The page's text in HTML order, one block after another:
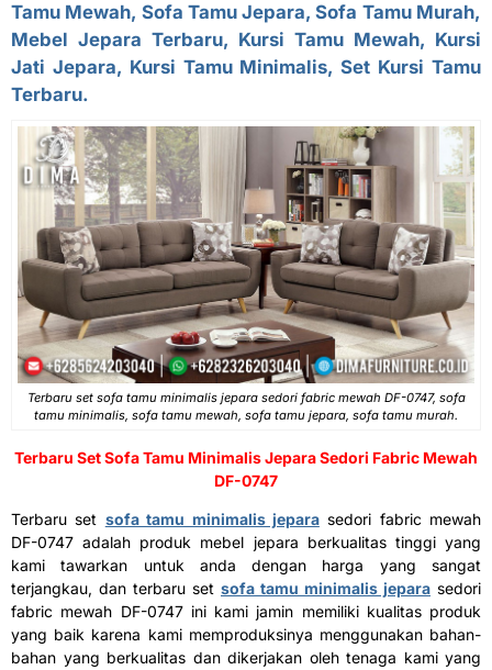
Tamu Mewah, Sofa Tamu Jepara, Sofa Tamu Murah,
Mebel Jepara Terbaru, Kursi Tamu Mewah, Kursi
Jati Jepara, Kursi Tamu Minimalis, Set Kursi Tamu
Terbaru.
Terbaru set sofa tamu minimalis jepara sedori fabric mewah DF-0747, sofa
tamu minimalis, sofa tamu mewah, sofa tamu jepara, sofa tamu murah.
Terbaru SetSofa Tamu Minimalis JeparaSedori Fabric Mewah
DF-0747
Terbaru set sofa tamu minimalis jeparasedori fabric mewah
DF-0747 adalah produk mebel jepara berkualitas tinggi yang
kami tawarkan untuk anda dengan harga yang sangat
terjangkau, dan terbaru set sofa tamu minimalis jepara sedori
fabric mewah DF-0747 ini kami jamin memiliki kualitas produk
yang baik karena kami memproduksinya menggunakan bahan-
bahan yang berkualitas dan dikerjakan oleh tenaga kami yang